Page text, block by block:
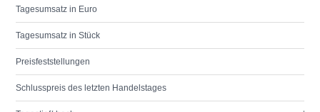
Tagesumsatz in Euro
Tagesumsatz in Stück
Preisfeststellungen
Schlusspreis des letzten Handelstages